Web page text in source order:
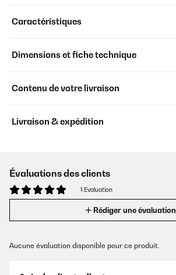
Caractéristiques
Dimensions et fiche technique
Contenu de votre livraison
Livraison & expédition
Évaluations des clients
1 Evaluation
Rédiger une évaluation
Aucune évaluation disponible pour ce produit.